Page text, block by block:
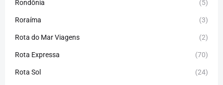
Rondônia (5)
Roraíma (3)
Rota do Mar Viagens (2)
Rota Expressa (70)
Rota Sol (24)